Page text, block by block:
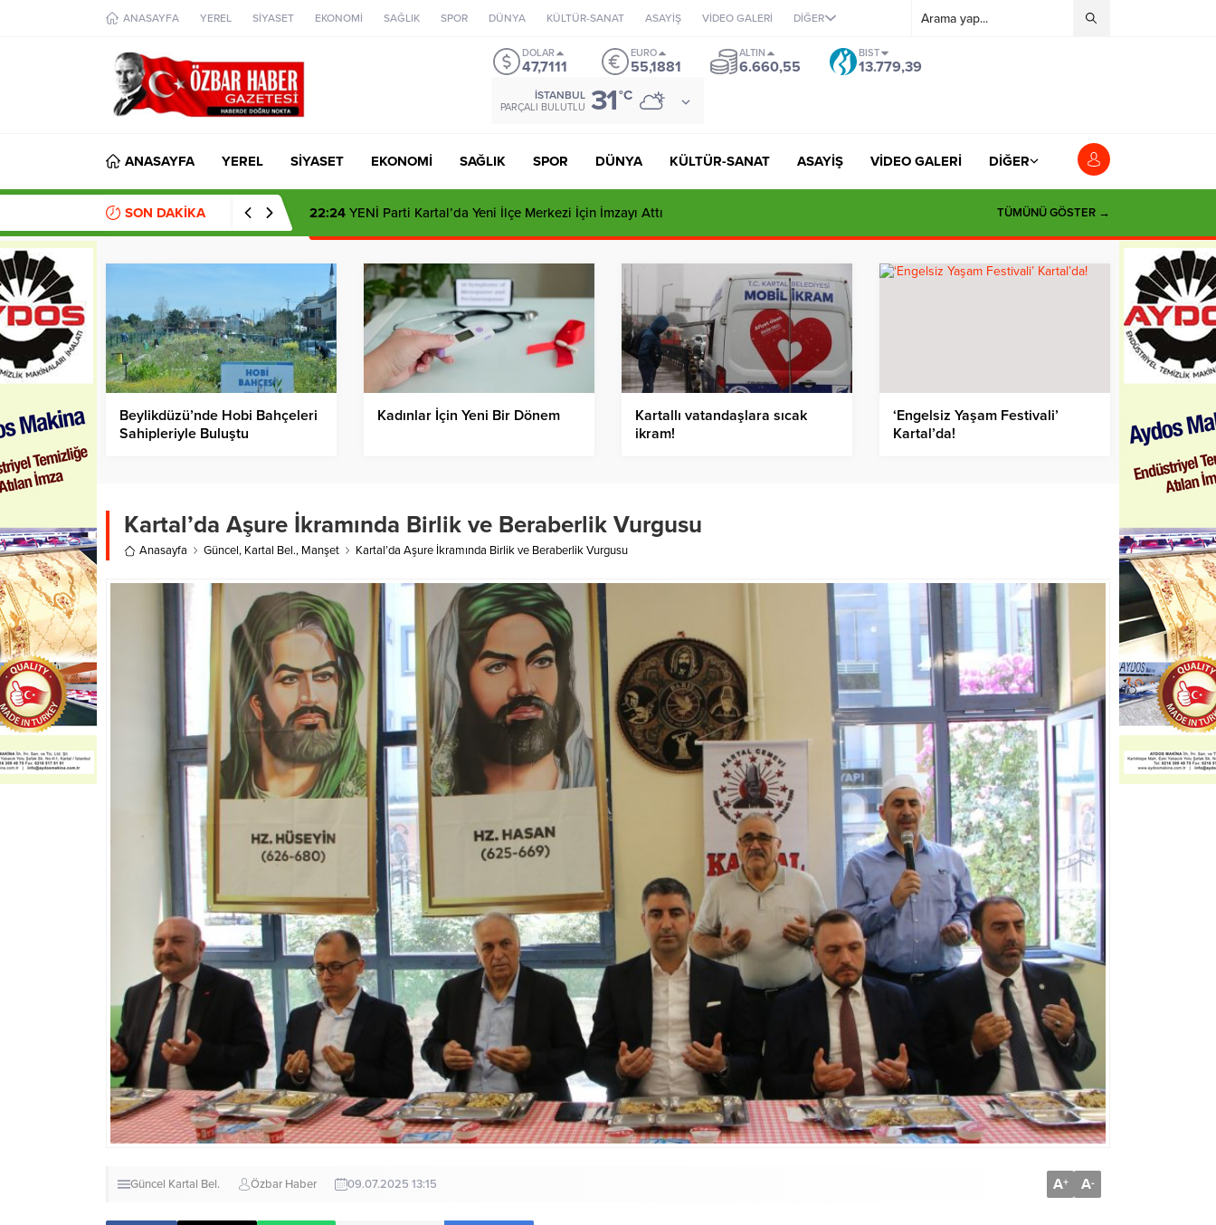
ANASAYFA YEREL SİYASET EKONOMİ SAĞLIK SPOR DÜNYA KÜLTÜR-SANAT ASAYİŞ VİDEO GALERİ DİĞER
DOLAR
47,7111
EURO
55,1881
ALTIN
6.660,55
BIST
13.779,39
İSTANBUL
PARÇALI BULUTLU 31°C
ANASAYFA YEREL SİYASET EKONOMİ SAĞLIK SPOR DÜNYA KÜLTÜR-SANAT ASAYİŞ VİDEO GALERİ DİĞER
SON DAKİKA 22:24 YENİ Parti Kartal’da Yeni İlçe Merkezi İçin İmzayı Attı TÜMÜNÜ GÖSTER →
Beylikdüzü’nde Hobi Bahçeleri
Sahipleriyle Buluştu
Kadınlar İçin Yeni Bir Dönem
Kartallı vatandaşlara sıcak
ikram!
‘Engelsiz Yaşam Festivali’
Kartal’da!
Kartal’da Aşure İkramında Birlik ve Beraberlik Vurgusu
Anasayfa Güncel, Kartal Bel., Manşet Kartal’da Aşure İkramında Birlik ve Beraberlik Vurgusu
Güncel Kartal Bel. Özbar Haber 09.07.2025 13:15 A+ A-